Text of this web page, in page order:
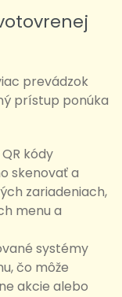
prevádzok
prístup ponúka
QR kódy
skenovať a
zariadeniach,
menu a
systémy
čo môže
akcie alebo